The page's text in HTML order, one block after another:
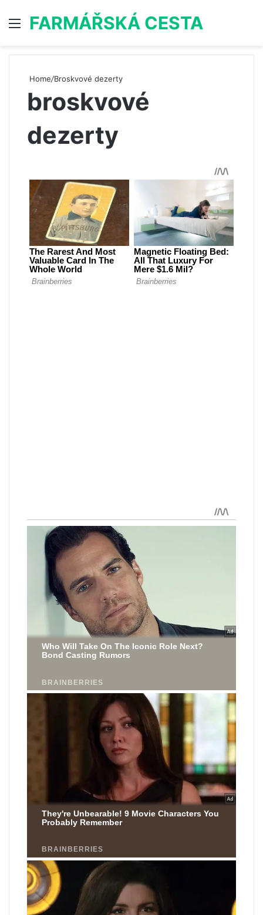
Menu
FARMÁŘSKÁ CESTA
Home/Broskvové dezerty
broskvové
dezerty